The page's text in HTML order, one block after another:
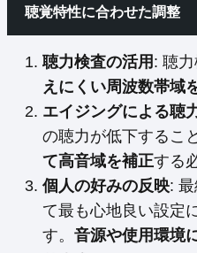
聴覚特性に合わせた調整
聴力検査の活用 : 聴力
えにくい周波数帯域
エイジングによる聴
の聴力が低下するこ
て高音域を補正する
個人の好みの反映:
て最も心地良い設定
す。 音源や使用環境